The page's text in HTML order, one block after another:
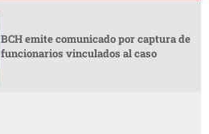
BCH emite comunicado por captura de
funcionarios vinculados al caso